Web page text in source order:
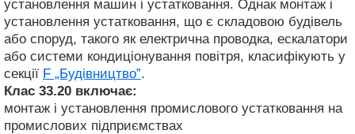
установлення машин і устатковання. Однак монтаж і
установлення устатковання, що є складовою будівель
або споруд, такого як електрична проводка, ескалатори
або системи кондиціонування повітря, класифікують у
секції F „Будівництво”.
Клас 33.20 включає:
монтаж і установлення промислового устатковання на
промислових підприємствах